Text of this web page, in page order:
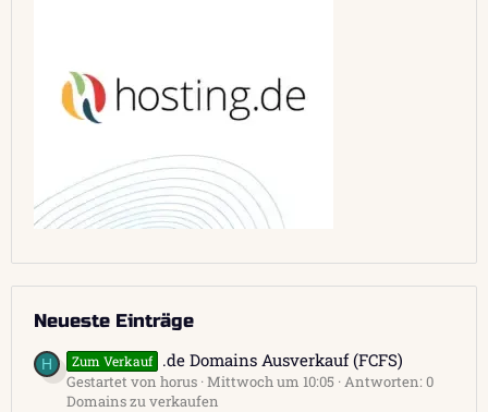
Neueste Einträge
H Zum Verkauf .de Domains Ausverkauf (FCFS)
Gestartet von horus Mittwoch um 10:05 Antworten: 0
Domains zu verkaufen